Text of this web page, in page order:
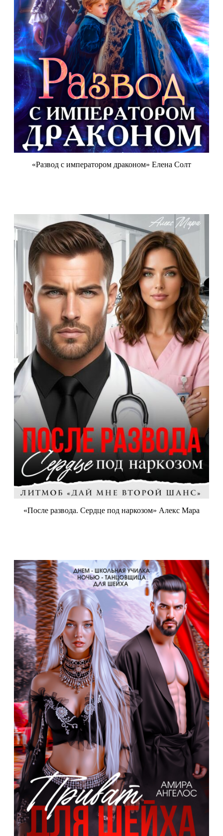
«Развод с императором драконом» Елена Солт
«После развода. Сердце под наркозом» Алекс Мара